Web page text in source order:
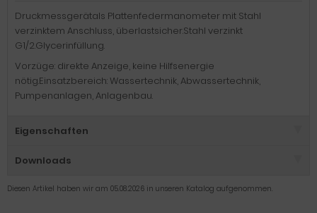
Druckmessgerätals Plattenfedermanometer mit Stahl
verzinktem Anschluss, überlastsicher.Stahl verzinkt
G1/2.Glycerinfüllung.
Vorzüge: direkte Anzeige, keine Hilfsenergie
nötig.Einsatzbereich: Wassertechnik, Abwassertechnik,
Pumpenanlagen, Anlagenbau.
Eigenschaften
Downloads
Diesen Artikel haben wir am 05.08.2026 in unseren Katalog aufgenommen.